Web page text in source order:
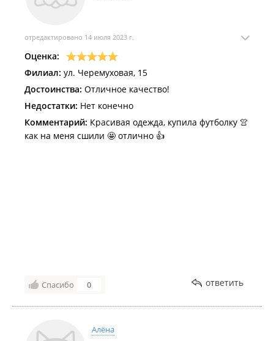
отредактировано 14 июля 2023 г.
Оценка:
Филиал: ул. Черемуховая, 15
Достоинства: Отличное качество!
Недостатки: Нет конечно
Комментарий: Красивая одежда, купила футболку 👚
как на меня сшили 🤩 отлично 👍
Спасибо 0 ответить
Алёна